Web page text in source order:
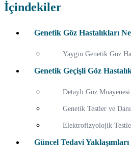
İçindekiler
Genetik Göz Hastalıkları
Yaygın Genetik Göz
Genetik Geçişli Göz
Detaylı Göz Muayenesi
Genetik Testler ve
Elektrofizyolojik
Güncel Tedavi